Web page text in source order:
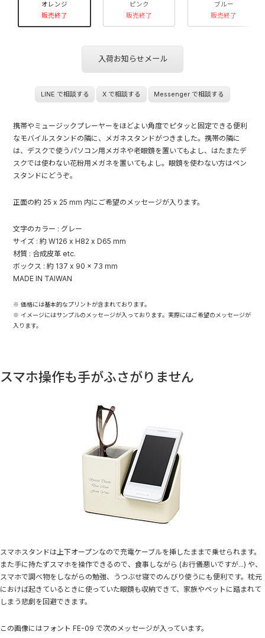
オレンジ
販売終了
ピンク
販売終了
ブルー
販売終了
入荷お知らせメール
LINE で相談する X で相談する Messenger で相談する
携帯やミュージックプレーヤーをほどよい角度でピタッと固定できる便利
なモバイルスタンドの隣に、メガネスタンドがつきました。携帯の隣に
は、デスクで使うパソコン用メガネや老眼鏡を置いてもよし、はたまたデ
スクでは使わない花粉用メガネを置いてもよし。眼鏡を使わない方はペン
スタンドにどうぞ。
正面の約 25 x 25 mm 内にご希望のメッセージが入ります。
文字のカラー : グレー
サイズ : 約 W126 x H82 x D65 mm
材質 : 合成皮革 etc.
ボックス : 約 137 x 90 x 73 mm
MADE IN TAIWAN
※ 価格には基本的なプリントが含まれております。
※ イメージにはサンプルのメッセージが入っております。実際にはご希望のメッセージが
入ります。
スマホ操作も手がふさがりません
スマホスタンドは上下オープンなので充電ケーブルを挿したままで乗せられます。
また手に持たずスマホを操作できるので、食事しながら (お行儀悪いですが...) や、
スマホで調べ物をしながらの勉強、うつぶせ寝でのんびり使うにも便利です。枕元
におけば起きているときに使っていた眼鏡も収納できて、家族やペットに踏まれて
しまう悲劇を回避できます。
この画像にはフォント FE-09 で次のメッセージが入っています。